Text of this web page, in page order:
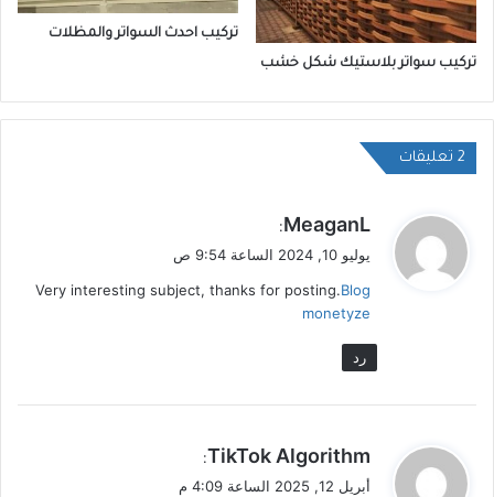
تركيب سواتر بلاستيك شكل خشب
تركيب احدث السواتر والمظلات
‫2 تعليقات
ل
MeaganL
:
يوليو 10, 2024 الساعة 9:54 ص
Very interesting subject, thanks for posting.Blog
monetyze
رد
ي
ق
TikTok Algorithm
:
أبريل 12, 2025 الساعة 4:09 م